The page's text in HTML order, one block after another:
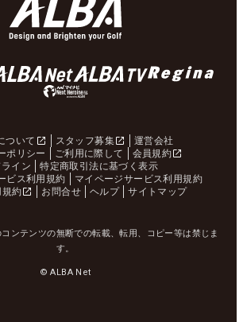
ついて スタッフ募集
運営会社
ポリシー
ご利用に際して
会員規約
イン
特定商取引法に基づく表示
ビス利用規約
マイページサービス利用規約
約
お問合せ ヘルプ サイトマップ
ンテンツの無断での転載、転用、コピー等は禁じま
す。
© ALBA Net